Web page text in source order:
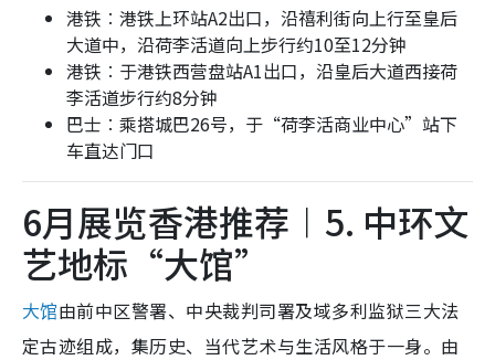
港铁︰港铁上环站A2出口，沿禧利街向上行至皇后
大道中，沿荷李活道向上步行约10至12分钟
港铁︰于港铁西营盘站A1出口，沿皇后大道西接荷
李活道步行约8分钟
巴士︰乘搭城巴26号，于“荷李活商业中心”站下
车直达门口
6月展览香港推荐︱5. 中环文
艺地标“大馆”
大馆由前中区警署、中央裁判司署及域多利监狱三大法
定古迹组成，集历史、当代艺术与生活风格于一身。由